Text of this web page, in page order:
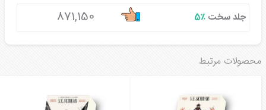
جلد سخت ٪5 871,150
محصولات مرتبط